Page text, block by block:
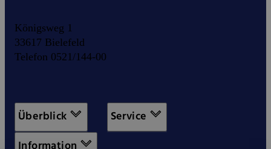
Königsweg 1
33617 Bielefeld
Telefon 0521/144-00
Überblick
Service